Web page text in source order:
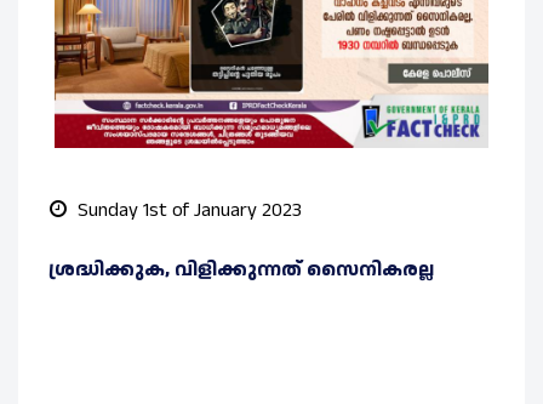
Sunday 1st of January 2023
ശ്രദ്ധിക്കുക, വിളിക്കുന്നത് സൈനികരല്ല